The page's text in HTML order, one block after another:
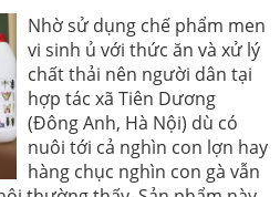
Nhờ sử dụng chế phẩm men
vi sinh ủ với thức ăn và xử lý
chất thải nên người dân tại
hợp tác xã Tiên Dương
(Đông Anh, Hà Nội) dù có
nuôi tới cả nghìn con lợn hay
hàng chục nghìn con gà vẫn